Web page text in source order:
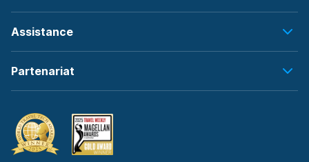
Assistance
Partenariat